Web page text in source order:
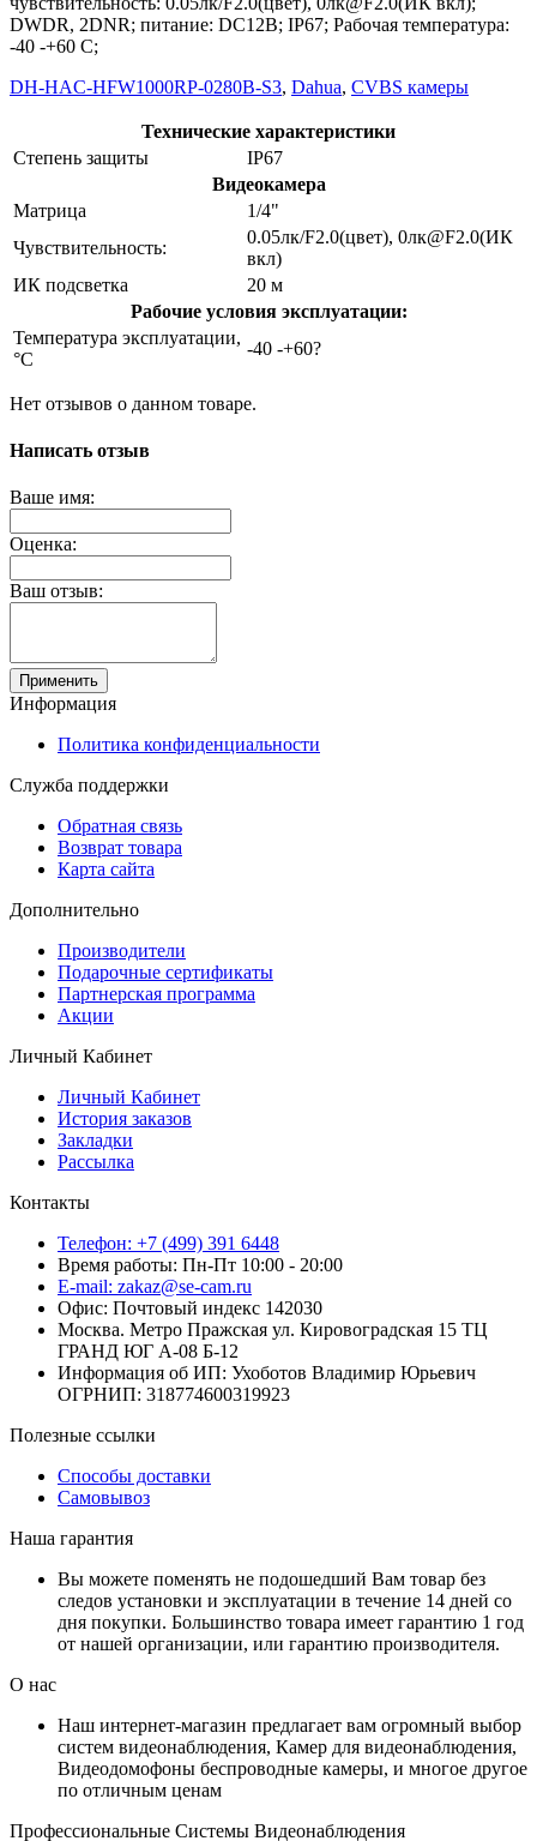
DWDR, 2DNR; питание: DC12В; IP67; Рабочая температура:
-40 -+60 С;
DH-HAC-HFW1000RP-0280B-S3, Dahua, CVBS камеры
Технические характеристики
Степень защиты
IP67
Видеокамера
Матрица
1/4"
Чувствительность:
0.05лк/F2.0(цвет), 0лк@F2.0(ИК
вкл)
ИК подсветка
20 м
Рабочие условия эксплуатации:
Температура эксплуатации,
°C
-40 -+60?
Нет отзывов о данном товаре.
Написать отзыв
Ваше имя:
Оценка:
Ваш отзыв:
Применить
Информация
Политика конфиденциальности
Служба поддержки
Обратная связь
Возврат товара
Карта сайта
Дополнительно
Производители
Подарочные сертификаты
Партнерская программа
Акции
Личный Кабинет
Личный Кабинет
История заказов
Закладки
Рассылка
Контакты
Телефон: +7 (499) 391 6448
Время работы: Пн-Пт 10:00 - 20:00
E-mail: zakaz@se-cam.ru
Офис: Почтовый индекс 142030
Москва. Метро Пражская ул. Кировоградская 15 ТЦ
ГРАНД ЮГ А-08 Б-12
Информация об ИП: Ухоботов Владимир Юрьевич
ОГРНИП: 318774600319923
Полезные ссылки
Способы доставки
Самовывоз
Наша гарантия
Вы можете поменять не подошедший Вам товар без
следов установки и эксплуатации в течение 14 дней со
дня покупки. Большинство товара имеет гарантию 1 год
от нашей организации, или гарантию производителя.
О нас
Наш интернет-магазин предлагает вам огромный выбор
систем видеонаблюдения, Камер для видеонаблюдения,
Видеодомофоны беспроводные камеры, и многое другое
по отличным ценам
Профессиональные Системы Видеонаблюдения